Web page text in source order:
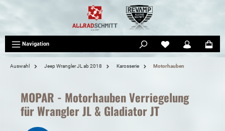
Navigation
Auswahl Jeep Wrangler JL ab 2018 Karosserie Motorhauben
MOPAR - Motorhauben Verriegelung
für Wrangler JL & Gladiator JT